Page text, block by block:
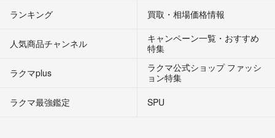
ランキング 買取・相場価格情報
人気商品チャンネル
キャンペーン一覧・おすすめ
特集
ラクマplus
ラクマ公式ショップ ファッシ
ョン特集
ラクマ最強鑑定
SPU